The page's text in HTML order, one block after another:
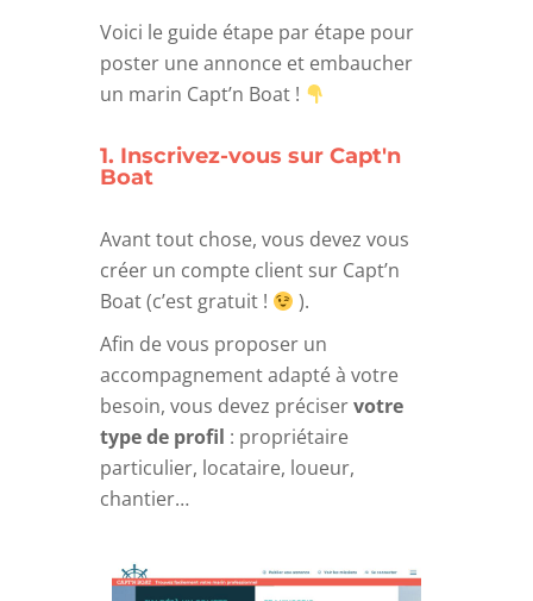
Voici le guide étape par étape pour
poster une annonce et embaucher
un marin Capt’n Boat !
1. Inscrivez-vous sur Capt'n
Boat
Avant tout chose, vous devez vous
créer un compte client sur Capt’n
Boat (c’est gratuit !
).
Afin de vous proposer un
accompagnement adapté à votre
besoin, vous devez préciservotre
type de profil : propriétaire
particulier, locataire, loueur,
chantier…